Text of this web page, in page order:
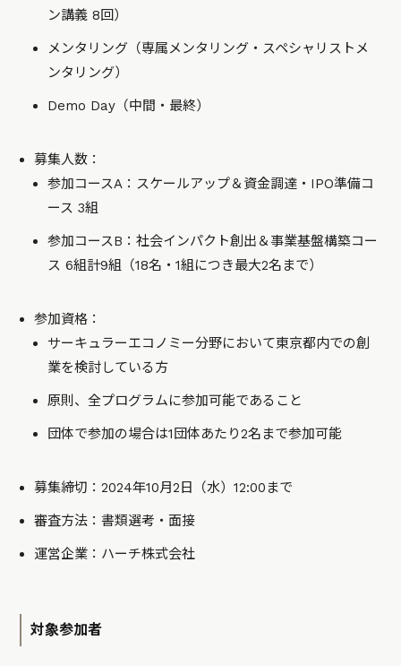
ン講義 8回）
メンタリング（専属メンタリング・スペシャリストメ
ンタリング）
Demo Day（中間・最終）
募集人数：
参加コースA：スケールアップ＆資金調達・IPO準備コ
ース 3組
参加コースB：社会インパクト創出＆事業基盤構築コー
ス 6組計9組（18名・1組につき最大2名まで）
参加資格：
サーキュラーエコノミー分野において東京都内での創
業を検討している方
原則、全プログラムに参加可能であること
団体で参加の場合は1団体あたり2名まで参加可能
募集締切：2024年10月2日（水）12:00まで
審査方法：書類選考・面接
運営企業：ハーチ株式会社
対象参加者